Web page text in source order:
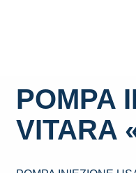
POMPA
VITARA